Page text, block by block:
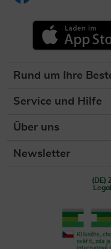
Rund um Ihre
Service und Hilfe
Über uns
Newsletter
(DE)